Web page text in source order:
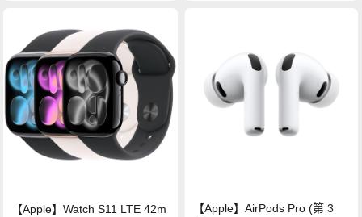
【Apple】Watch S11 LTE 42m
【Apple】AirPods Pro (第 3